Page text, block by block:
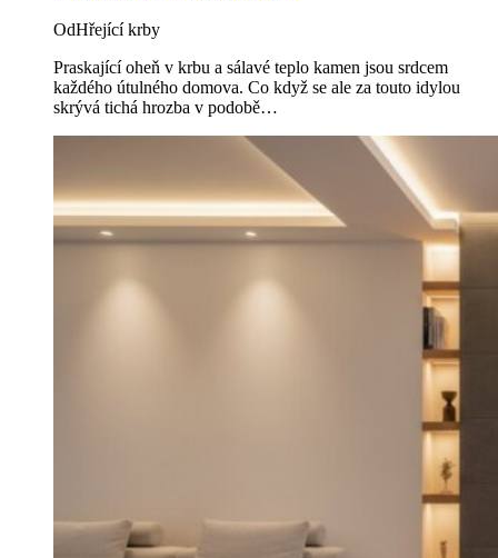
OdHřející krby
Praskající oheň v krbu a sálavé teplo kamen jsou srdcem
každého útulného domova. Co když se ale za touto idylou
skrývá tichá hrozba v podobě…